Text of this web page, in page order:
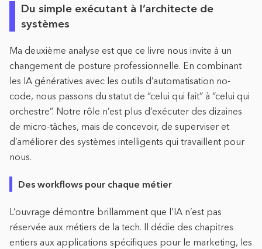
Du simple exécutant à l’architecte de
systèmes
Ma deuxième analyse est que ce livre nous invite à un
changement de posture professionnelle. En combinant
les IA génératives avec les outils d’automatisation no-
code, nous passons du statut de “celui qui fait” à “celui qui
orchestre”. Notre rôle n’est plus d’exécuter des dizaines
de micro-tâches, mais de concevoir, de superviser et
d’améliorer des systèmes intelligents qui travaillent pour
nous.
Des workflows pour chaque métier
L’ouvrage démontre brillamment que l’IA n’est pas
réservée aux métiers de la tech. Il dédie des chapitres
entiers aux applications spécifiques pour le marketing, les